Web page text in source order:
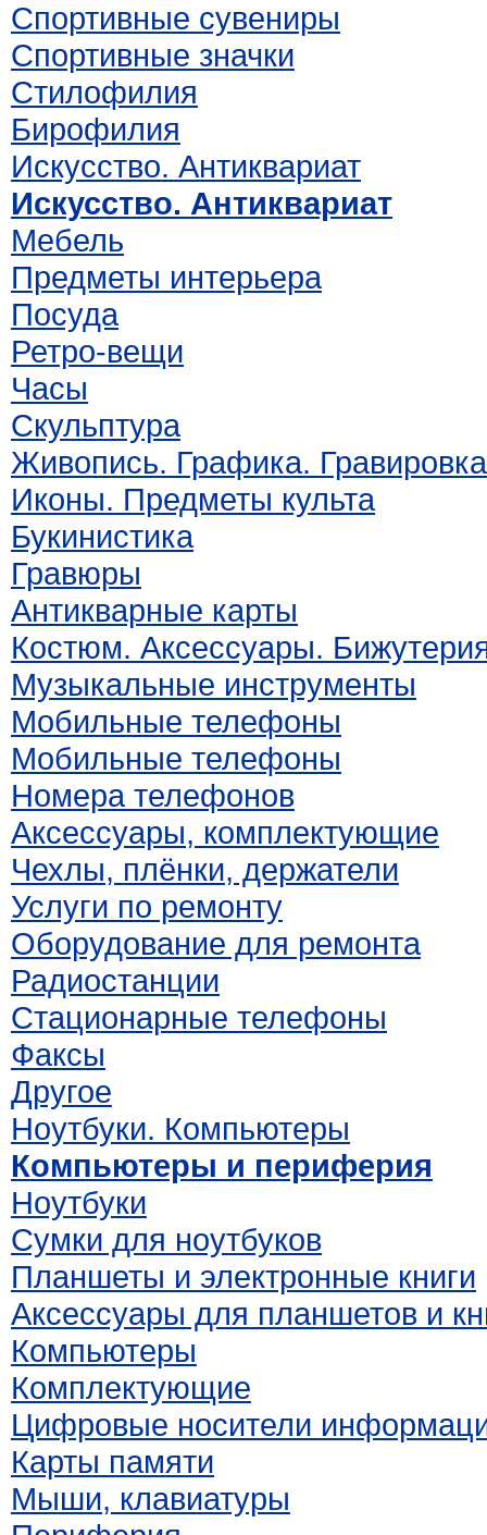
Спортивные сувениры
Спортивные значки
Стилофилия
Бирофилия
Искусство. Антиквариат
Искусство. Антиквариат
Мебель
Предметы интерьера
Посуда
Ретро-вещи
Часы
Скульптура
Живопись. Графика. Гравировка
Иконы. Предметы культа
Букинистика
Гравюры
Антикварные карты
Костюм. Аксессуары.
Музыкальные инструменты
Мобильные телефоны
Мобильные телефоны
Номера телефонов
Аксессуары, комплектующие
Чехлы, плёнки, держатели
Услуги по ремонту
Оборудование для ремонта
Радиостанции
Стационарные телефоны
Факсы
Другое
Ноутбуки. Компьютеры
Компьютеры и периферия
Ноутбуки
Сумки для ноутбуков
Планшеты и электронные книги
Аксессуары для планшетов и
Компьютеры
Комплектующие
Цифровые носители
Карты памяти
Мыши, клавиатуры